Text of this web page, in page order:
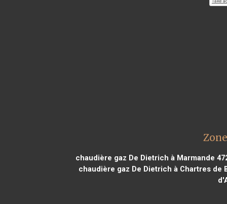
chaudière gaz De Dietrich à Marmande
chaudière gaz De Dietrich à Chartres de